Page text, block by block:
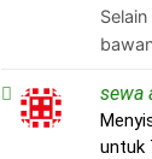
sewa
untuk